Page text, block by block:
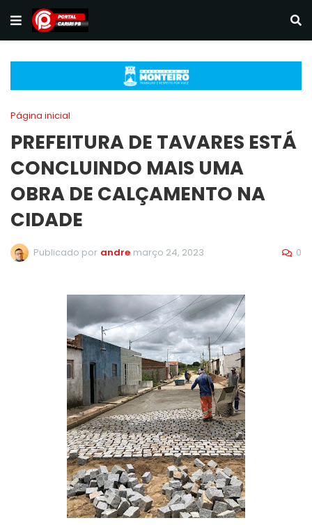
Página inicial
PREFEITURA DE TAVARES ESTÁ
CONCLUINDO MAIS UMA
OBRA DE CALÇAMENTO NA
CIDADE
Publicado por andre março 24, 2023 0